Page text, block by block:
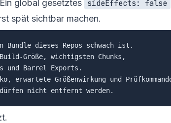
global gesetztes sideEffects: false
spät sichtbar machen.
Bundle dieses Repos schwach ist.
Größe, wichtigsten Chunks,
und Barrel Exports.
erwartete Größenwirkung und